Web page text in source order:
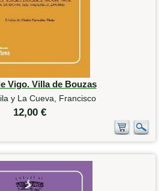
Vigo. Villa de Bouzas
y La Cueva, Francisco
12,00 €